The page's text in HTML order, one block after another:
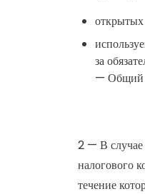
открытых
за
— Общий
2 — В случае
налогового
течение